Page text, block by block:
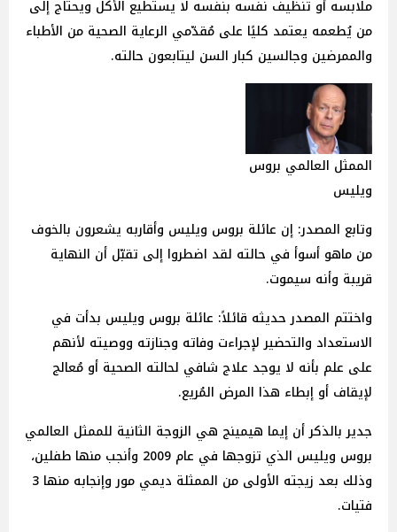
ملابسه أو تنظيف نفسه بنفسه لا يستطيع الأكل ويحتاج إلى
من يُطعمه يعتمد كليًا على مُقدّمي الرعاية الصحية من الأطباء
والممرضين وجالسين كبار السن ليتابعون حالته.
الممثل العالمي بروس
ويليس
وتابع المصدر: إن عائلة بروس ويليس وأقاربه يشعرون بالخوف
من ماهو أسوأ في حالته لقد اضطروا إلى تقبّل أن النهاية
قريبة وأنه سيموت.
واختتم المصدر حديثه قائلاً: عائلة بروس ويليس بدأت في
الاستعداد والتحضير لإجراءت وفاته وجنازته ووصيته لأنهم
على علم بأنه لا يوجد علاج شافي لحالته الصحية أو مُعالج
لإيقاف أو إبطاء هذا المرض المُريع.
جدير بالذكر أن إيما هيمينج هي الزوجة الثانية للممثل العالمي
بروس ويليس الذي تزوجها في عام 2009 وأنجب منها طفلين،
وذلك بعد زيجته الأولى من الممثلة ديمي مور وإنجابه منها 3
فتيات.